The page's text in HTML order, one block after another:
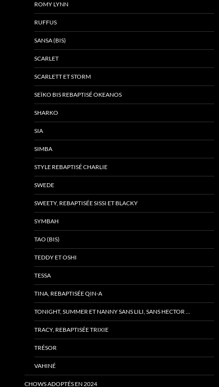
ROMY LYNN
RUFFUS
SANSA (BIS)
SCARLET
SCARLETT ET STORM
SEÏKO BIS REBAPTISÉ OKEANOS
SHARKO
SIA
SIMBA
STYLE REBAPTISÉ CHARLIE
SWEDE
SWEETY, REBAPTISÉE SISSI ET BLACKY
SYMBAH
TAO (BIS)
TEDDY ET OSHI
TESSA
TINA, REBAPTISÉE QIN-A
TONIGHT, SUMMER ET NANNY SANS LILI, SANS HECTOR …
TRACY, REBAPTISÉE TRIXIE
TRÉSOR
VAHINÉ
CHOWS ADOPTÉS EN 2024